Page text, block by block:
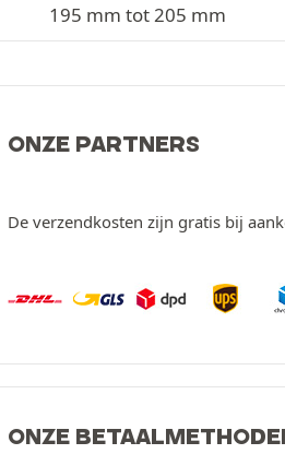
195 mm tot 205 mm
ONZE PARTNERS
De verzendkosten zijn gratis bij
ONZE